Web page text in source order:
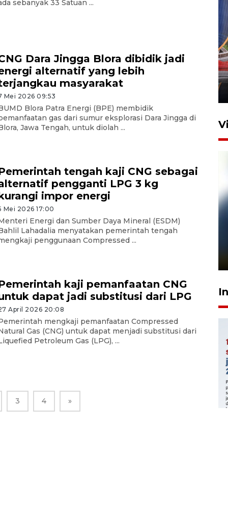
sebanyak 33 Satuan ...
Dara Jingga Blora dibidik jadi
alternatif yang lebih
masyarakat
Mei 2026 09:53
Blora Patra Energi (BPE) membidik
gas dari sumur eksplorasi Dara Jingga di
Jawa Tengah, untuk diolah ...
tengah kaji CNG sebagai
pengganti LPG 3 kg
impor energi
Mei 2026 17:00
Energi dan Sumber Daya Mineral (ESDM)
Lahadalia menyatakan pemerintah tengah
penggunaan Compressed ...
kaji pemanfaatan CNG
dapat jadi substitusi dari LPG
April 2026 20:08
mengkaji pemanfaatan Compressed
Gas (CNG) untuk dapat menjadi substitusi dari
Petroleum Gas (LPG), ...
3 4 »
Komisi V DPR tinjau
perlintasan sebidang di
Stasiun Bogor
12 Juni 2026 18:49
Pelanggan Filaha Farm setia
sampai 8 tahan?